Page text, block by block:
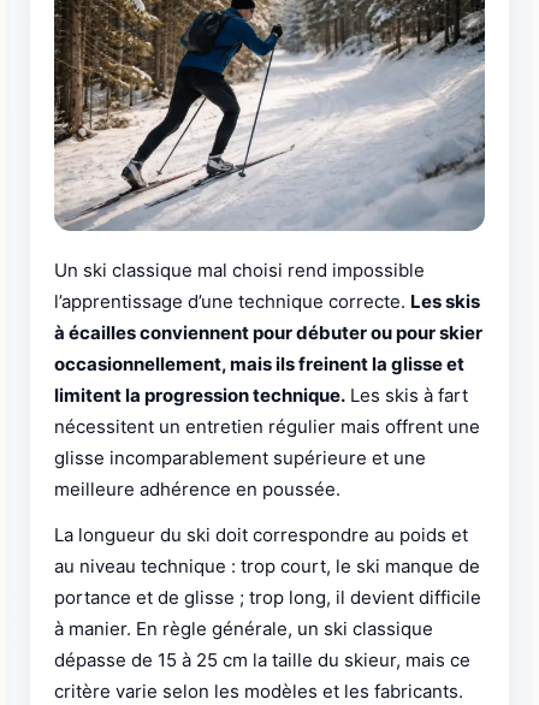
Un ski classique mal choisi rend impossible
l’apprentissage d’une technique correcte. Les skis
à écailles conviennent pour débuter ou pour skier
occasionnellement, mais ils freinent la glisse et
limitent la progression technique. Les skis à fart
nécessitent un entretien régulier mais offrent une
glisse incomparablement supérieure et une
meilleure adhérence en poussée.
La longueur du ski doit correspondre au poids et
au niveau technique : trop court, le ski manque de
portance et de glisse ; trop long, il devient difficile
à manier. En règle générale, un ski classique
dépasse de 15 à 25 cm la taille du skieur, mais ce
critère varie selon les modèles et les fabricants.